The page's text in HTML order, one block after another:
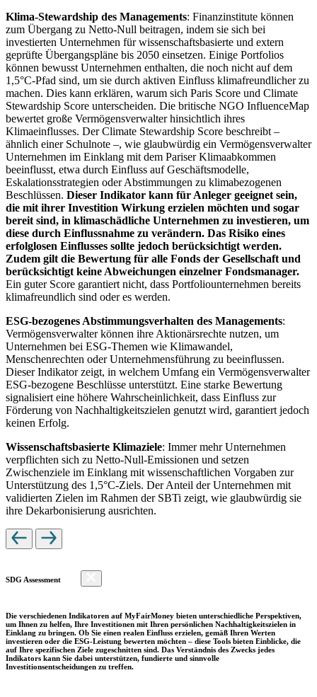
Klima-Stewardship des Managements: Finanzinstitute können
zum Übergang zu Netto-Null beitragen, indem sie sich bei
investierten Unternehmen für wissenschaftsbasierte und extern
geprüfte Übergangspläne bis 2050 einsetzen. Einige Portfolios
können bewusst Unternehmen enthalten, die noch nicht auf dem
1,5°C-Pfad sind, um sie durch aktiven Einfluss klimafreundlicher zu
machen. Dies kann erklären, warum sich Paris Score und Climate
Stewardship Score unterscheiden. Die britische NGO InfluenceMap
bewertet große Vermögensverwalter hinsichtlich ihres
Klimaeinflusses. Der Climate Stewardship Score beschreibt –
ähnlich einer Schulnote –, wie glaubwürdig ein Vermögensverwalter
Unternehmen im Einklang mit dem Pariser Klimaabkommen
beeinflusst, etwa durch Einfluss auf Geschäftsmodelle,
Eskalationsstrategien oder Abstimmungen zu klimabezogenen
Beschlüssen. Dieser Indikator kann für Anleger geeignet sein,
die mit ihrer Investition Wirkung erzielen möchten und sogar
bereit sind, in klimaschädliche Unternehmen zu investieren, um
diese durch Einflussnahme zu verändern. Das Risiko eines
erfolglosen Einflusses sollte jedoch berücksichtigt werden.
Zudem gilt die Bewertung für alle Fonds der Gesellschaft und
berücksichtigt keine Abweichungen einzelner Fondsmanager.
Ein guter Score garantiert nicht, dass Portfoliounternehmen bereits
klimafreundlich sind oder es werden.
ESG-bezogenes Abstimmungsverhalten des Managements:
Vermögensverwalter können ihre Aktionärsrechte nutzen, um
Unternehmen bei ESG-Themen wie Klimawandel,
Menschenrechten oder Unternehmensführung zu beeinflussen.
Dieser Indikator zeigt, in welchem Umfang ein Vermögensverwalter
ESG-bezogene Beschlüsse unterstützt. Eine starke Bewertung
signalisiert eine höhere Wahrscheinlichkeit, dass Einfluss zur
Förderung von Nachhaltigkeitszielen genutzt wird, garantiert jedoch
keinen Erfolg.
Wissenschaftsbasierte Klimaziele: Immer mehr Unternehmen
verpflichten sich zu Netto-Null-Emissionen und setzen
Zwischenziele im Einklang mit wissenschaftlichen Vorgaben zur
Unterstützung des 1,5°C-Ziels. Der Anteil der Unternehmen mit
validierten Zielen im Rahmen der SBTi zeigt, wie glaubwürdig sie
ihre Dekarbonisierung ausrichten.
SDG Assessment
Die verschiedenen Indikatoren auf MyFairMoney bieten unterschiedliche Perspektiven,
um Ihnen zu helfen, Ihre Investitionen mit Ihren persönlichen Nachhaltigkeitszielen in
Einklang zu bringen. Ob Sie einen realen Einfluss erzielen, gemäß Ihren Werten
investieren oder die ESG-Leistung bewerten möchten – diese Tools bieten Einblicke, die
auf Ihre spezifischen Ziele zugeschnitten sind. Das Verständnis des Zwecks jedes
Indikators kann Sie dabei unterstützen, fundierte und sinnvolle
Investitionsentscheidungen zu treffen.